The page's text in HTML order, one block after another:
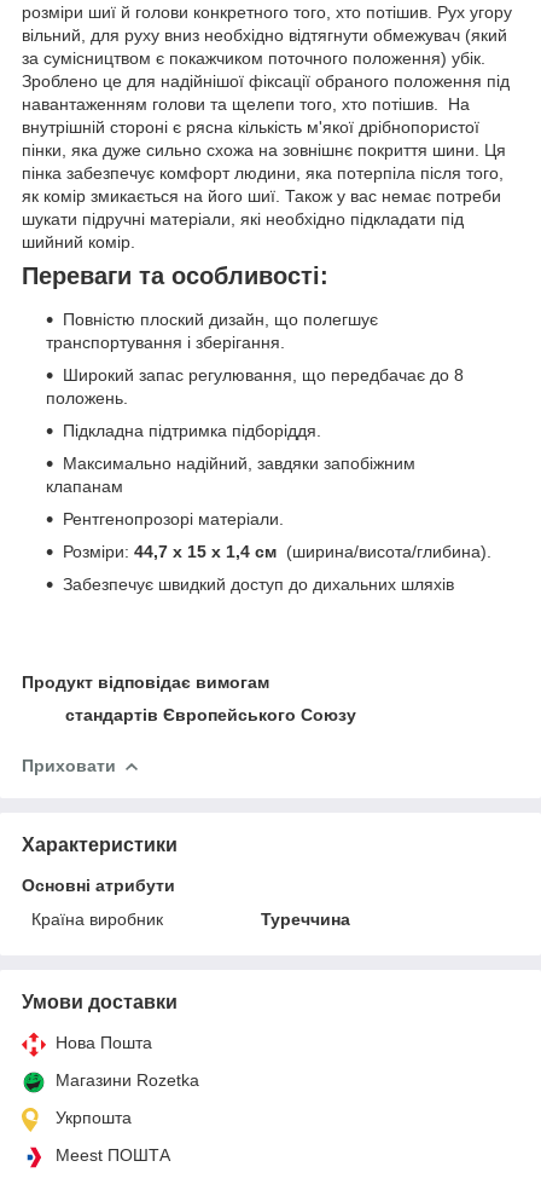
розміри шиї й голови конкретного того, хто потішив. Рух угору
вільний, для руху вниз необхідно відтягнути обмежувач (який
за сумісництвом є покажчиком поточного положення) убік.
Зроблено це для надійнішої фіксації обраного положення під
навантаженням голови та щелепи того, хто потішив. На
внутрішній стороні є рясна кількість м'якої дрібнопористої
пінки, яка дуже сильно схожа на зовнішнє покриття шини. Ця
пінка забезпечує комфорт людини, яка потерпіла після того,
як комір змикається на його шиї. Також у вас немає потреби
шукати підручні матеріали, які необхідно підкладати під
шийний комір.
Переваги та особливості:
Повністю плоский дизайн, що полегшує
транспортування і зберігання.
Широкий запас регулювання, що передбачає до 8
положень.
Підкладна підтримка підборіддя.
Максимально надійний, завдяки запобіжним
клапанам
Рентгенопрозорі матеріали.
Розміри: 44,7 x 15 x 1,4 см (ширина/висота/глибина).
Забезпечує швидкий доступ до дихальних шляхів
Продукт відповідає вимогам
стандартів Європейського Союзу
Приховати
Характеристики
Основні атрибути
Країна виробник
Туреччина
Умови доставки
Нова Пошта
Магазини Rozetka
Укрпошта
Meest ПОШТА